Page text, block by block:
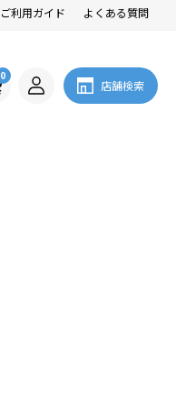
ご利用ガイド よくある質問
0
店舗検索